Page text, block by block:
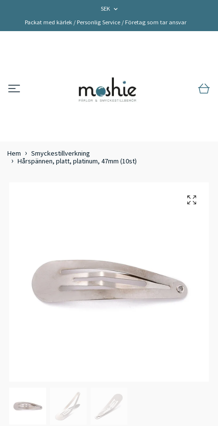
SEK
Packat med kärlek / Personlig Service / Företag som tar ansvar
Hem
Smyckestillverkning
Hårspännen, platt, platinum, 47mm (10st)